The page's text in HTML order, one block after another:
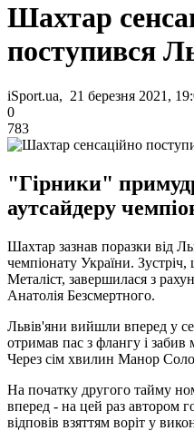
Шахтар
поступився
iSport.ua, 21 березня 2021,
0
783
"Гірники"
аутсайдеру
Шахтар зазнав поразки від
чемпіонату України.
Металіст, завершилася з
Анатолія Безсмертного.
Львів'яни вийшли вперед у
отримав пас з флангу і забив
Через сім хвилин Манор
На початку другого тайму
вперед - на цей раз автором
відповів взяттям воріт у